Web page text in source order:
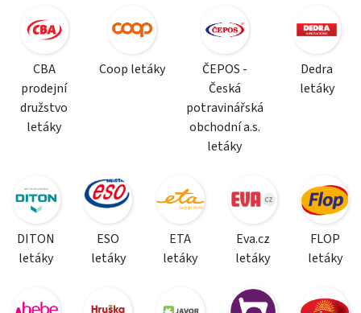
CBA
prodejní
družstvo
letáky
Coop letáky
ČEPOS -
Česká
potravinářská
obchodní a.s.
letáky
Dedra
letáky
DITON
letáky
ESO
letáky
ETA
letáky
Eva.cz
letáky
FLOP
letáky